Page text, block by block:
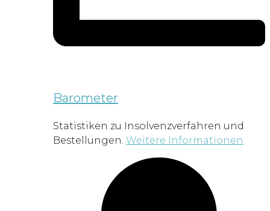
Barometer
Statistiken zu Insolvenzverfahren und
Bestellungen. Weitere Informationen